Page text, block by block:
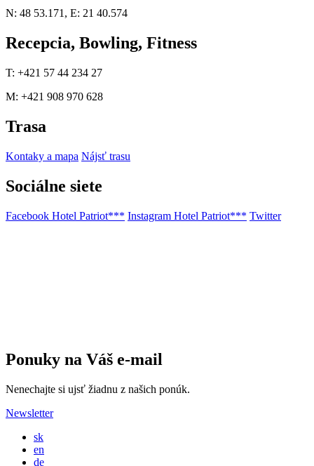
N: 48 53.171, E: 21 40.574
Recepcia, Bowling, Fitness
T: +421 57 44 234 27
M: +421 908 970 628
Trasa
Kontaky a mapa Nájsť trasu
Sociálne siete
Facebook Hotel Patriot*** Instagram Hotel Patriot*** Twitter
Ponuky na Váš e-mail
Nenechajte si ujsť žiadnu z našich ponúk.
Newsletter
sk
en
de